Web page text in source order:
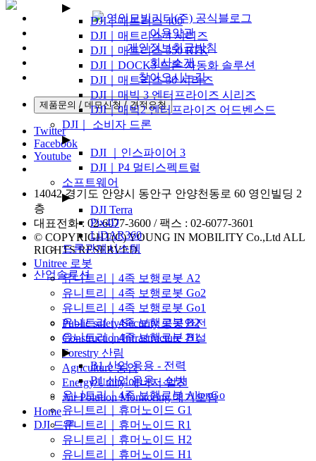
▶
DJI｜매트리스 400
DJI｜매트리스 4 시리즈
DJI｜매트리스 350 RTK
DJI｜DOCK3 드론 자동화 솔루션
DJI｜매트리스 30 시리즈
DJI｜매빅 3 엔터프라이즈 시리즈
DJI｜매빅2 엔터프라이즈 어드벤스드
DJI｜ 소비자 드론
▶
DJI ｜인스파이어 3
DJI｜P4 멀티스펙트럴
소프트웨어
▶
DJI Terra
Pix4D
LiDAR360
드론관제시스템
Unitree 로봇
유니트리｜4족 보행로봇 A2
유니트리｜4족 보행로봇 Go2
유니트리｜4족 보행로봇 Go1
유니트리｜4족 보행로봇 B2
유니트리｜4족 보행로봇 B1
▶
B1 산업 응용 - 전력
B1 산업 응용 - 소방
유니트리｜4족 보행로봇 AlienGo
유니트리｜휴머노이드 G1
유니트리｜휴머노이드 R1
유니트리｜휴머노이드 H2
유니트리｜휴머노이드 H1
영인모빌리티(주) 공식블로그
이용약관
개인정보취급방침
회사소개
찾아오시는길
Twitter
Facebook
Youtube
14042 경기도 안양시 동안구 안양천동로 60 영인빌딩 2
층
대표전화 : 02-6077-3600 / 팩스 : 02-6077-3601
© COPYRIGHT(C) YOUNG IN MOBILITY Co.,Ltd ALL
RIGHTS RESERVED.
산업솔루션
Public safety/Security 공공안전
Construction/Infrastructure 건설
Forestry 산림
Agriculture 농업
Energy/Utility 에너지·발전
Air Polution Monitoring 대기오염
Home
DJI 드론
▶